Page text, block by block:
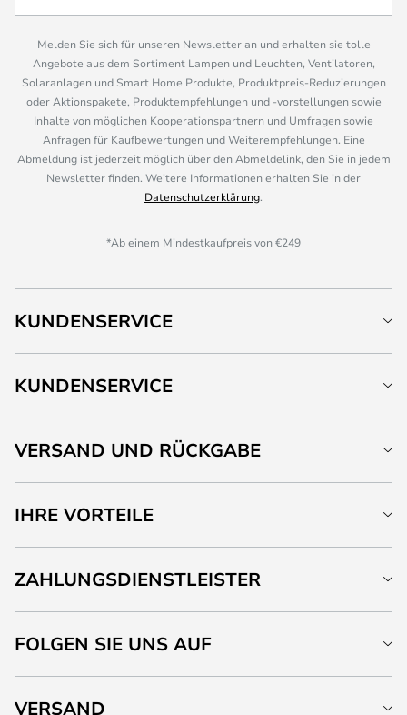
Melden Sie sich für unseren Newsletter an und erhalten sie tolle
Angebote aus dem Sortiment Lampen und Leuchten, Ventilatoren,
Solaranlagen und Smart Home Produkte, Produktpreis-Reduzierungen
oder Aktionspakete, Produktempfehlungen und -vorstellungen sowie
Inhalte von möglichen Kooperationspartnern und Umfragen sowie
Anfragen für Kaufbewertungen und Weiterempfehlungen. Eine
Abmeldung ist jederzeit möglich über den Abmeldelink, den Sie in jedem
Newsletter finden. Weitere Informationen erhalten Sie in der
Datenschutzerklärung.
*Ab einem Mindestkaufpreis von €249
KUNDENSERVICE
KUNDENSERVICE
VERSAND UND RÜCKGABE
IHRE VORTEILE
ZAHLUNGSDIENSTLEISTER
FOLGEN SIE UNS AUF
VERSAND